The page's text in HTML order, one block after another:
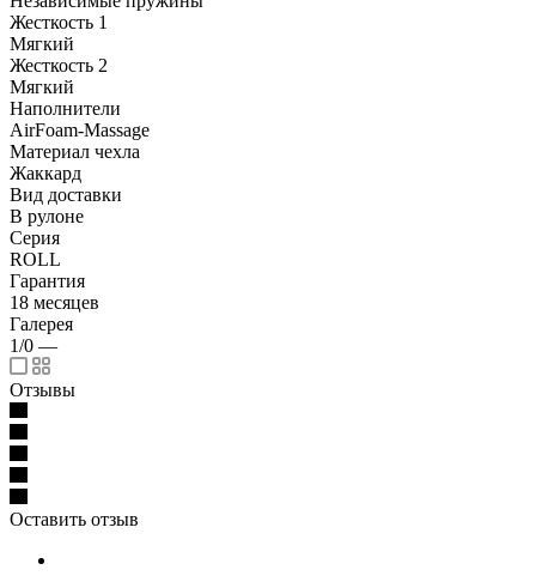
Жесткость 1
Мягкий
Жесткость 2
Мягкий
Наполнители
AirFoam-Massage
Материал чехла
Жаккард
Вид доставки
В рулоне
Серия
ROLL
Гарантия
18 месяцев
Галерея
1/0 —
Отзывы
Оставить отзыв